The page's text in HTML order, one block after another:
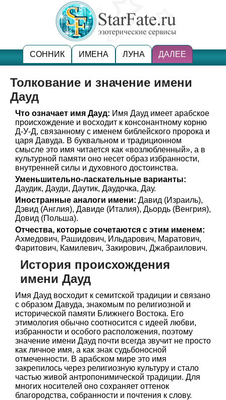
СОННИК ИМЕНА ЛУНА ДАЛЕЕ
Толкование и значение имени
Дауд
Что означает имя Дауд: Имя Дауд имеет арабское
происхождение и восходит к консонантному корню
Д-У-Д, связанному с именем библейского пророка и
царя Давуда. В буквальном и традиционном
смысле это имя читается как «возлюбленный», а в
культурной памяти оно несет образ избранности,
внутренней силы и духовного достоинства.
Уменьшительно-ласкательные варианты:
Даудик, Дауди, Даутик, Даудочка, Дау.
Иностранные аналоги имени: Давид (Израиль),
Дэвид (Англия), Давиде (Италия), Дьордь (Венгрия),
Довид (Польша).
Отчества, которые сочетаются с этим именем:
Ахмедович, Рашидович, Ильдарович, Маратович,
Фаритович, Камилевич, Закирович, Джабраилович.
История происхождения
имени Дауд
Имя Дауд восходит к семитской традиции и связано
с образом Давуда, знакомым по религиозной и
исторической памяти Ближнего Востока. Его
этимология обычно соотносится с идеей любви,
избранности и особого расположения, поэтому
значение имени Дауд почти всегда звучит не просто
как личное имя, а как знак судьбоносной
отмеченности. В арабском мире это имя
закрепилось через религиозную культуру и стало
частью живой антропонимической традиции. Для
многих носителей оно сохраняет оттенок
благородства, собранности и почтения к слову.